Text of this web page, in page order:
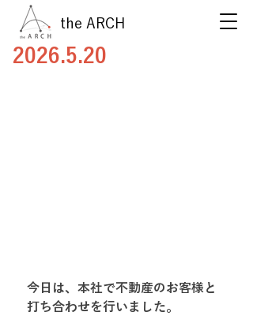
the ARCH
2026.5.20
今日は、本社で不動産のお客様と
打ち合わせを行いました。